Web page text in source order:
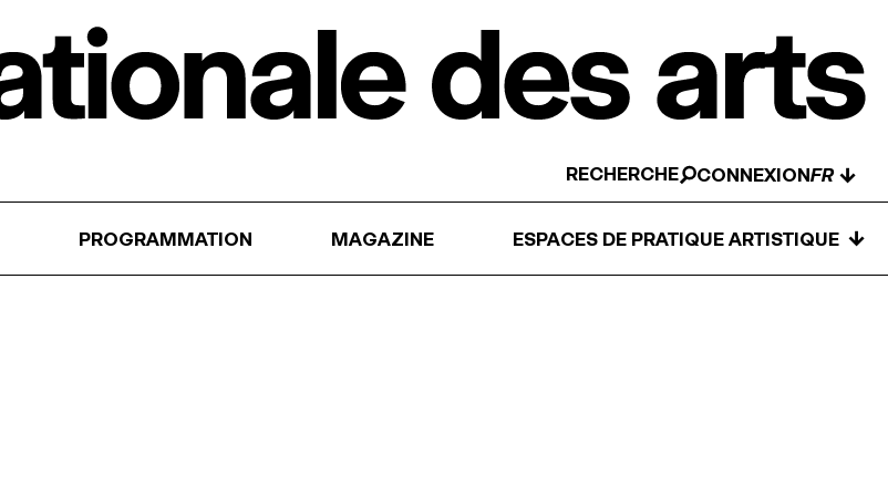
RECHERCHE CONNEXION ↓
PROGRAMMATION MAGAZINE ESPACES DE PRATIQUE ARTISTIQUE ↓